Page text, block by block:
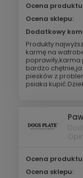
Ocena
Ocena sklepu:
Dodatkowy
Produkty
karmę na
bardzo
piesków z
psiaka
Ocena
Ocena sklepu: